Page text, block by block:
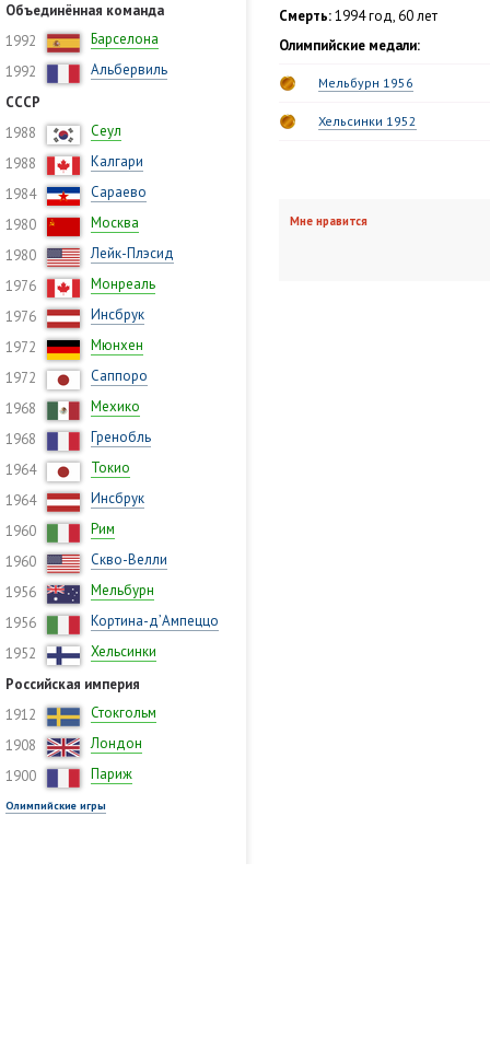
Объединённая команда
1992
Барселона
1992
Альбервиль
СССР
1988
Сеул
1988
Калгари
1984
Сараево
1980
Москва
1980
Лейк-Плэсид
1976
Монреаль
1976
Инсбрук
1972
Мюнхен
1972
Саппоро
1968
Мехико
1968
Гренобль
1964
Токио
1964
Инсбрук
1960
Рим
1960
Скво-Велли
1956
Мельбурн
1956
Кортина-д’Ампеццо
1952
Хельсинки
Российская империя
1912
Стокгольм
1908
Лондон
1900
Париж
Олимпийские игры
Смерть:1994 год, 60 лет
Олимпийские медали:
Мельбурн 1956
Хельсинки 1952
Мне нравится